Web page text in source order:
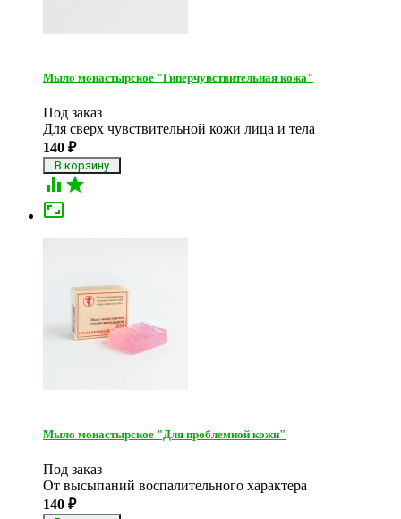
Мыло монастырское "Гиперчувствительная кожа"
Под заказ
Для сверх чувствительной кожи лица и тела
140 ₽
 

Мыло монастырское "Для проблемной кожи"
Под заказ
От высыпаний воспалительного характера
140 ₽